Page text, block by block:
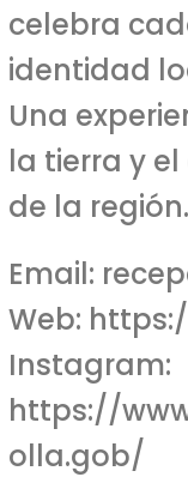
celebra
identidad
Una
la tierra y
de la región.
Email:
Web:
Instagram:
https://
olla.gob/